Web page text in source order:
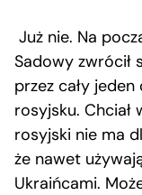
Już nie. Na
Sadowy zwrócił
przez cały
rosyjsku. Chciał
rosyjski nie ma
że nawet
Ukraińcami.